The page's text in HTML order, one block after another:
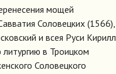
мощей
Соловецких (1566),
и всея Руси Кирилл
в Троицком
Соловецкого